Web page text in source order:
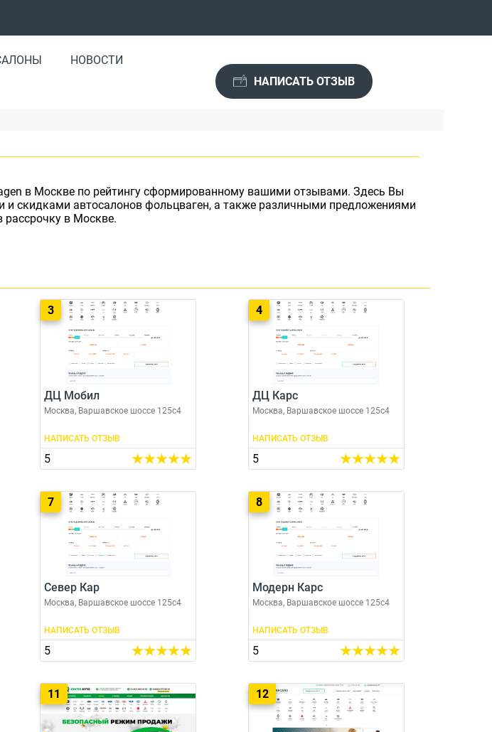
НОВОСТИ
НАПИСАТЬ ОТЗЫВ
в Москве по рейтингу сформированному вашими отзывами. Здесь Вы
скидками автосалонов фольцваген, а также различными предложениями
рассрочку в Москве.
3
ДЦ Мобил
Москва, Варшавское шоссе 125с4
НАПИСАТЬ ОТЗЫВ
5
4
ДЦ Карс
Москва, Варшавское шоссе 125с4
НАПИСАТЬ ОТЗЫВ
5
7
Север Кар
Москва, Варшавское шоссе 125с4
НАПИСАТЬ ОТЗЫВ
5
8
Модерн Карс
Москва, Варшавское шоссе 125с4
НАПИСАТЬ ОТЗЫВ
5
11 12